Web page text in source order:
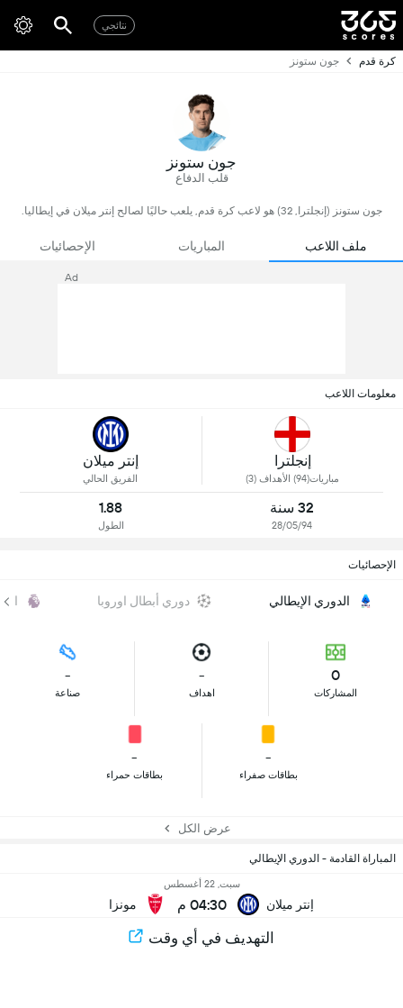
نتائجي
كرة قدم جون ستونز
جون ستونز
قلب الدفاع
جون ستونز (إنجلترا, 32) هو لاعب كرة قدم, يلعب حاليًا لصالح إنتر ميلان في إيطاليا.
ملف اللاعب المباريات الإحصائيات
Ad
معلومات اللاعب
إنجلترا
مباريات(94) الأهداف (3)
إنتر ميلان
الفريق الحالي
32 سنة
28/05/94
1.88
الطول
الإحصائيات
الدوري الإيطالي دوري أبطال اوروبا
0
المشاركات
-
اهداف
-
صناعة
-
بطاقات صفراء
-
بطاقات حمراء
عرض الكل
المباراة القادمة - الدوري الإيطالي
إنتر ميلان
سبت, 22 أغسطس
04:30 م مونزا
التهديف في أي وقت